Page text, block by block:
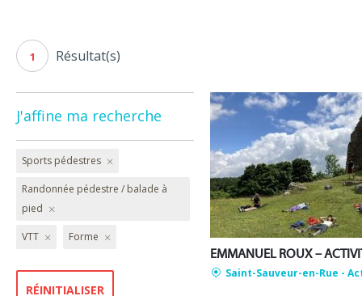
1 Résultat(s)
J'affine ma recherche
Sports pédestres
Randonnée pédestre / balade à
pied
VTT Forme
Saint-Sauveur-en-Rue -